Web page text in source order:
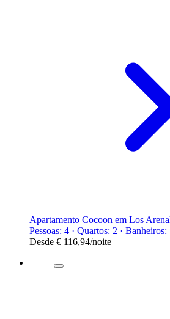
Apartamento Cocoon em Los
Pessoas: 4 · Quartos: 2 · Banheiros:
Desde € 116,94/noite